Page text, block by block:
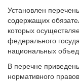
Установлен
содержащих
которых
федерального
национальных
В перечне
нормативного